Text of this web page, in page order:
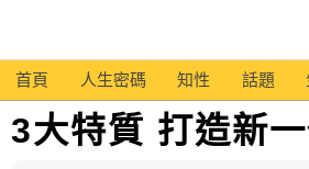
首頁 人生密碼 知性 話題
3大特質 打造新